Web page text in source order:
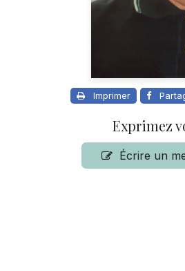
Imprimer
Exprimez
Écrire un